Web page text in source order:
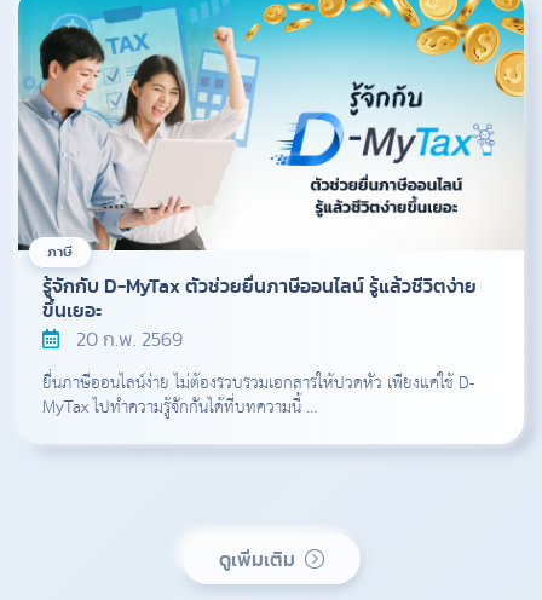
ภาษี
รู้จักกับ D-MyTax ตัวช่วยยื่นภาษีออนไลน์ รู้แล้วชีวิตง่าย
ขึ้นเยอะ
20 ก.พ. 2569
ยื่นภาษีออนไลน์ง่าย ไม่ต้องรวบรวมเอกสารให้ปวดหัว เพียงแค่ใช้ D-
MyTax ไปทำความรู้จักกันได้ที่บทความนี้ …
ดูเพิ่มเติม